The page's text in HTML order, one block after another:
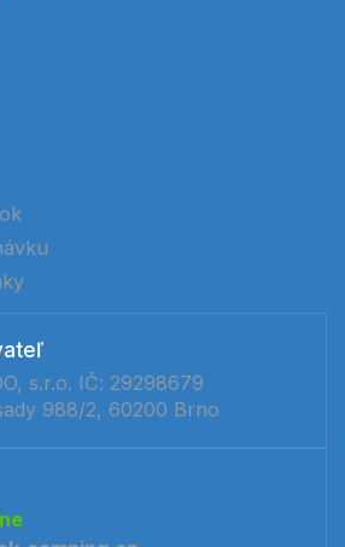
s.r.o. IČ: 29298679
988/2, 60200 Brno